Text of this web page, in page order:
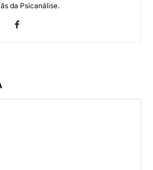
da Psicanálise.